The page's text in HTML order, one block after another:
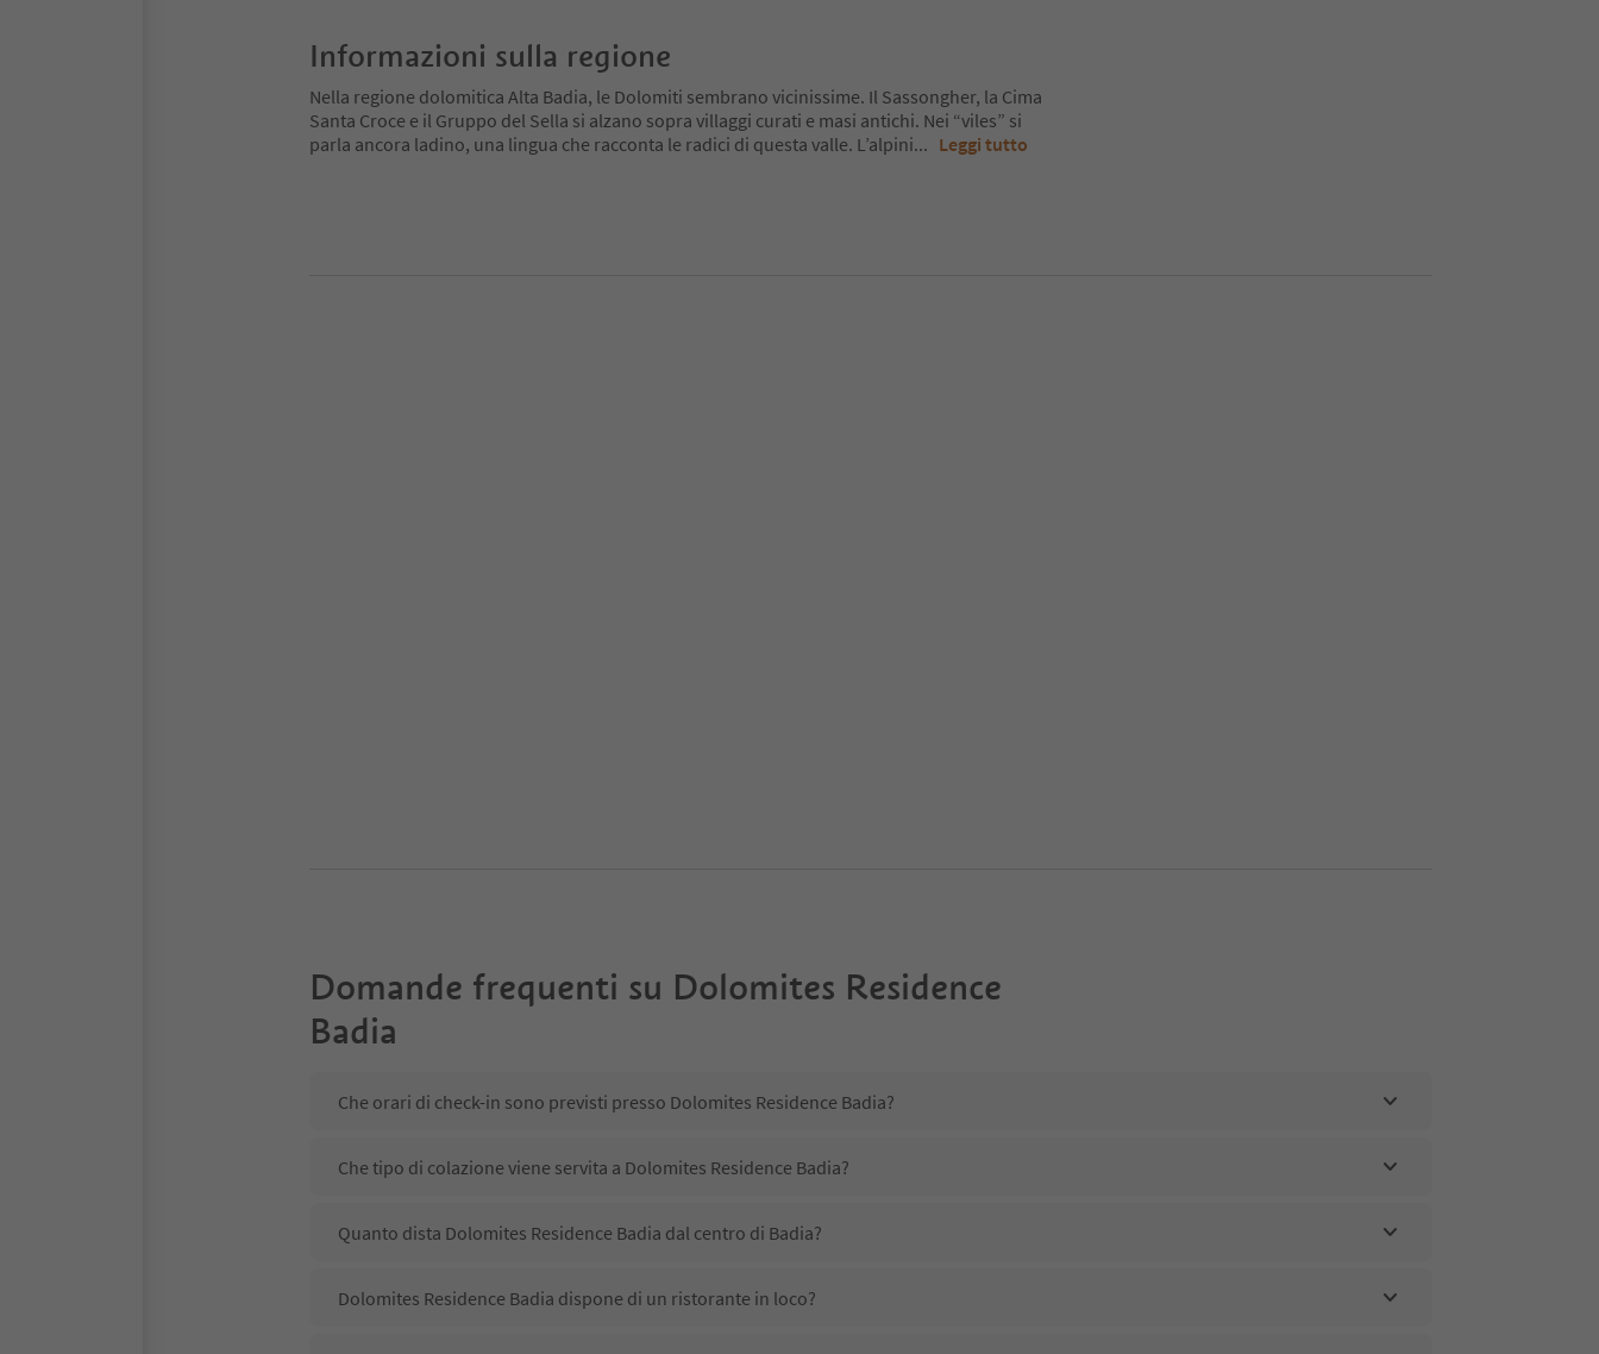
Informazioni sulla regione
Nella regione dolomitica Alta Badia, le Dolomiti sembrano vicinissime. Il Sassongher, la Cima
Santa Croce e il Gruppo del Sella si alzano sopra villaggi curati e masi antichi. Nei “viles” si
parla ancora ladino, una lingua che racconta le radici di questa valle. L’alpini... Leggi tutto
Domande frequenti su Dolomites Residence
Badia
Che orari di check-in sono previsti presso Dolomites Residence Badia?
Che tipo di colazione viene servita a Dolomites Residence Badia?
Quanto dista Dolomites Residence Badia dal centro di Badia?
Dolomites Residence Badia dispone di un ristorante in loco?